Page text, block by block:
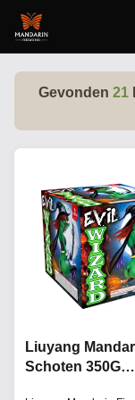
Gevonden 21
Liuyang
Schoten 350G